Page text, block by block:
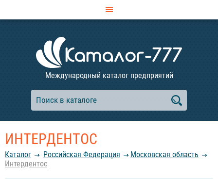
Международный каталог предприятий
ИНТЕРДЕНТОС
Каталог Российcкая Федерация
Московская область
Интердентос